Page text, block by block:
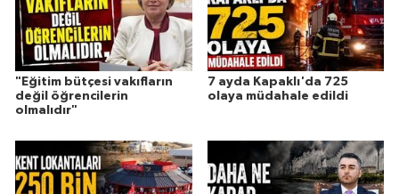
"Eğitim bütçesi vakıfların
değil öğrencilerin
olmalıdır"
7 ayda Kapaklı'da 725
olaya müdahale edildi